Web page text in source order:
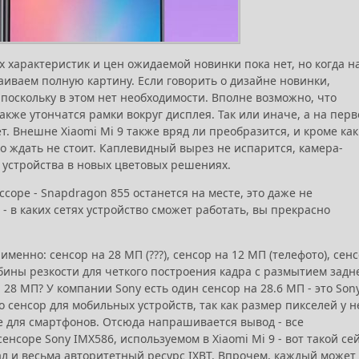
и цен ожидаемой новинки пока нет, но когда
полную картину. Если говорить о дизайне новинки,
в этом нет необходимости. Вполне возможно, что
утончатся рамки вокруг дисплея. Так или иначе, а на
Внешне Xiaomi Mi 9 также вряд ли преобразится, и кроме как
ждать не стоит. Каплевидный вырез не испарится, камера-
в новых цветовых решениях.
- Snapdragon 855 останется на месте, это даже не
каких сетях устройство сможет работать, вы прекрасно
сенсор на 28 МП (???), сенсор на 12 МП (телефото),
резкости для четкого построения кадра с размытием
МП? У компании Sony есть один сенсор на 28.6 МП - это
для мобильных устройств, так как размер пикселей у
для смартфонов. Отсюда напрашивается вывод - все
Sony IMX586, используемом в Xiaomi Mi 9 - вот такой
и весьма авторитетный ресурс IXBT. Впрочем, каждый может